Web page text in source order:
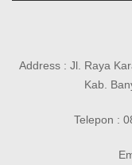
Address : Jl. Raya
Kab.
Telepon :